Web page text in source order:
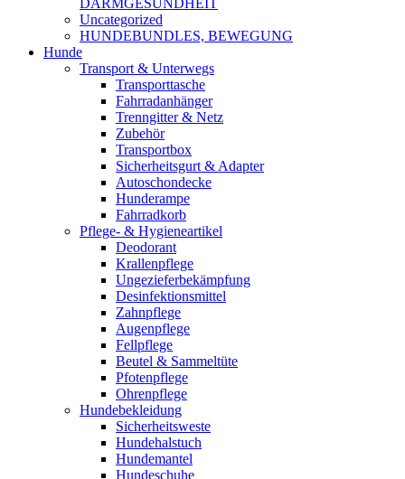
DARMGESUNDHEIT
Uncategorized
HUNDEBUNDLES, BEWEGUNG
Hunde
Transport & Unterwegs
Transporttasche
Fahrradanhänger
Trenngitter & Netz
Zubehör
Transportbox
Sicherheitsgurt & Adapter
Autoschondecke
Hunderampe
Fahrradkorb
Pflege- & Hygieneartikel
Deodorant
Krallenpflege
Ungezieferbekämpfung
Desinfektionsmittel
Zahnpflege
Augenpflege
Fellpflege
Beutel & Sammeltüte
Pfotenpflege
Ohrenpflege
Hundebekleidung
Sicherheitsweste
Hundehalstuch
Hundemantel
Hundeschuhe